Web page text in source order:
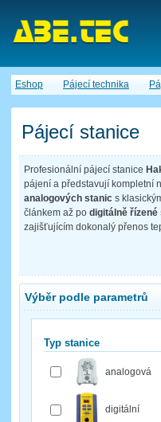
Eshop Pájecí technika
Pájecí stanice
Profesionální pájecí stanice
pájení a představují kompletní
analogových stanic s
článkem až po digitálně řízené
zajišťujícím dokonalý přenos
Výběr podle parametrů
Typ stanice
analogová
digitální
Počet
Cena
Uživatel: